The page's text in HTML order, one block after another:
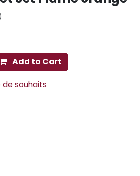
Add to Cart
de souhaits